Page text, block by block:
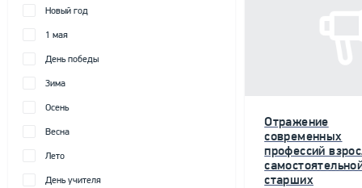
Новый год
1 мая
День победы
Зима
Осень
Весна
Лето
День учителя
Отражение
современных
профессий
старших